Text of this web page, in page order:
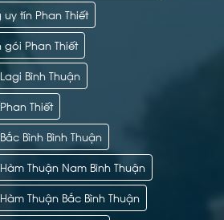
tín Phan Thiết
Phan Thiết
Bình Thuận
Thiết
Bình Bình Thuận
Thuận Nam Bình Thuận
Thuận Bắc Bình Thuận